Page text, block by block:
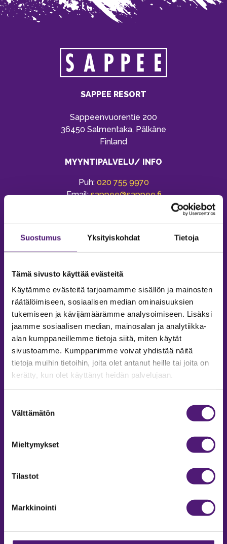
Suostumus Yksityiskohdat Tietoja
Tämä sivusto käyttää evästeitä
Käytämme evästeitä tarjoamamme sisällön ja mainosten
räätälöimiseen, sosiaalisen median ominaisuuksien
tukemiseen ja kävijämäärämme analysoimiseen. Lisäksi
jaamme sosiaalisen median, mainosalan ja analytiikka-
alan kumppaneillemme tietoja siitä, miten käytät
sivustoamme. Kumppanimme voivat yhdistää näitä
tietoja muihin tietoihin, joita olet antanut heille tai joita on
kerätty, kun olet käyttänyt heidän palvelujaan.
valinta
Välttämätön
Mieltymykset
Tilastot
Markkinointi
SAPPEE RESORT
Sappeenvuorentie 200
36450 Salmentaka, Pälkäne
Finland
MYYNTIPALVELU/ INFO
Puh: 020 755 9970
Email:sappee@sappee.fi
MAJOITUS
Tiedustelut & Varaukset
Vastuullisuus